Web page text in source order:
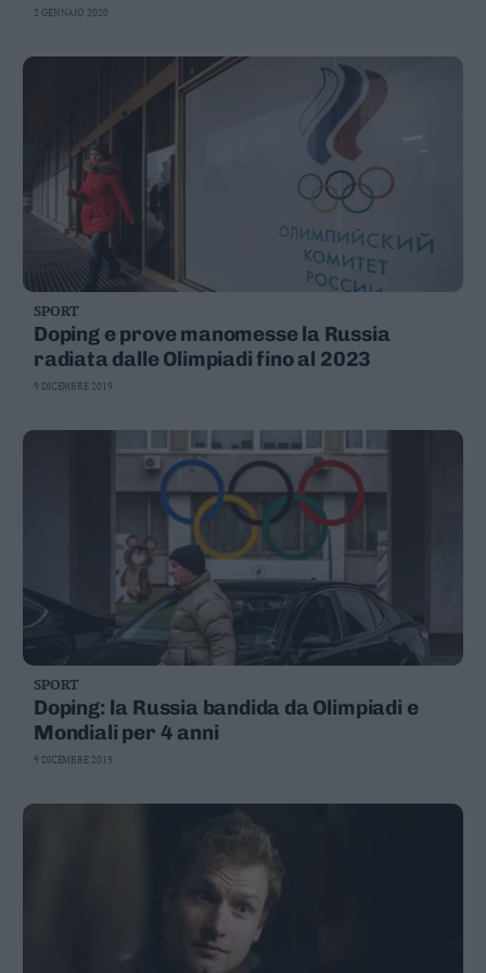
2 GENNAIO 2020
SPORT
Doping e prove manomesse la Russia
radiata dalle Olimpiadi fino al 2023
9 DICEMBRE 2019
SPORT
Doping: la Russia bandida da Olimpiadi e
Mondiali per 4 anni
9 DICEMBRE 2019